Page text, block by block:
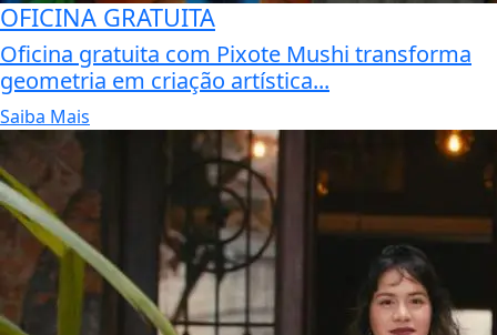
OFICINA GRATUITA
Oficina gratuita com Pixote Mushi transforma
geometria em criação artística...
Saiba Mais